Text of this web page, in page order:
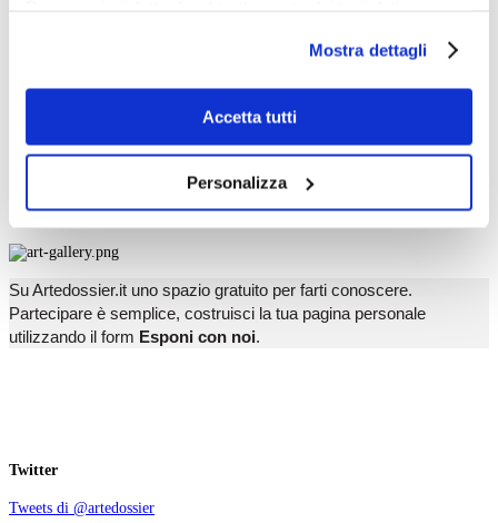
scelte privacy sui cookie, ti invitiamo a prendere visione
dell’informativa cookie.
Chiudendo il banner tramite la “X” prosegui la
navigazione senza alcuna profilazione e con installazione
il tuo consenso alla profilazione che potrai revocare in
Mostra dettagli
Accetta tutti
Personalizza
X
Su Artedossier.it uno spazio gratuito per farti conoscere.
Partecipare è semplice, costruisci la tua pagina personale
utilizzando il form Esponi con noi.
Twitter
Tweets di @artedossier